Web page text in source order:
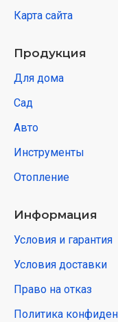
Карта сайта
Продукция
Для дома
Сад
Авто
Инструменты
Отопление
Информация
Условия и гарантия
Условия доставки
Право на отказ
Политика